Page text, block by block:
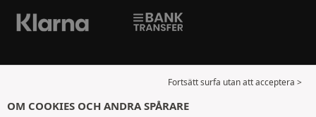
Fortsätt surfa utan att acceptera >
OM COOKIES OCH ANDRA SPÅRARE